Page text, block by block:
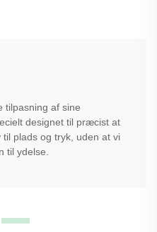
tilpasning af sine
designet til præcist at
plads og tryk, uden at vi
til ydelse.